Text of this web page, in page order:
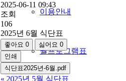
이용안내
월프로그램표
2025-06-11 09:43
조회
106
2025년 6월 식단표
좋아요 0 싫어요 0
인쇄
식단표2025년-6월.pdf
« 2025년 5월 식단표